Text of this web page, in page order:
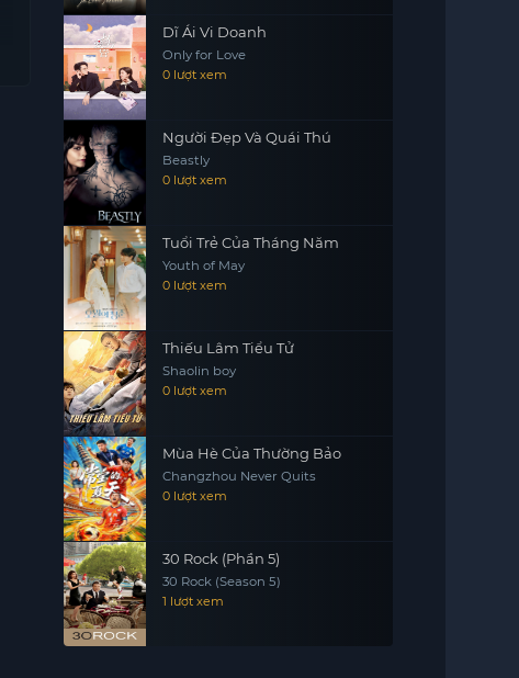
Dĩ Ái Vi Doanh
Only for Love
0 lượt xem
Người Đẹp Và Quái Thú
Beastly
0 lượt xem
Tuổi Trẻ Của Tháng Năm
Youth of May
0 lượt xem
Thiếu Lâm Tiểu Tử
Shaolin boy
0 lượt xem
Mùa Hè Của Thường Bảo
Changzhou Never Quits
0 lượt xem
30 Rock (Phần 5)
30 Rock (Season 5)
1 lượt xem